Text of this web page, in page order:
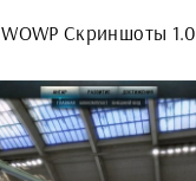
WOWP Скриншоты 1.0